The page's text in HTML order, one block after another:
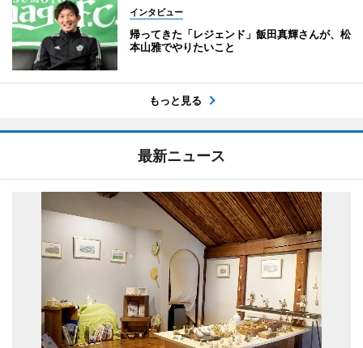
インタビュー
帰ってきた「レジェンド」飯田真輝さんが、松
本山雅でやりたいこと
もっと見る
最新ニュース